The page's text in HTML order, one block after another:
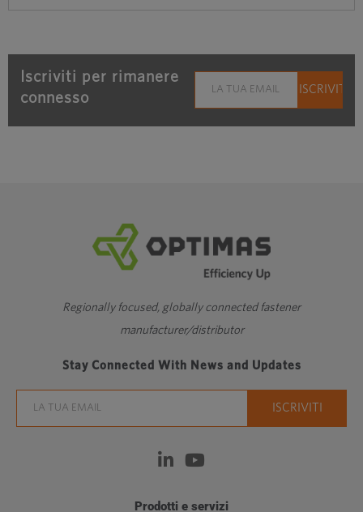
Iscriviti per rimanere
connesso
Regionally focused, globally connected fastener
manufacturer/distributor
Stay Connected With News and Updates
Prodotti e servizi